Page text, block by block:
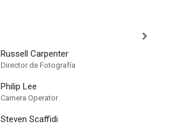
Russell Carpenter
Director de Fotografía
Philip Lee
Camera Operator
Steven Scaffidi